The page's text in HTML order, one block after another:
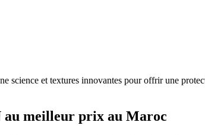
science et textures innovantes pour offrir une
au meilleur prix au Maroc